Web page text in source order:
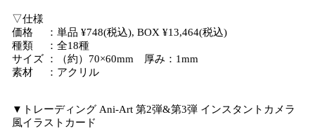
▽仕様
価格 ：単品 ¥748(税込), BOX ¥13,464(税込)
種類 ：全18種
サイズ ：（約）70×60mm 厚み：1mm
素材 ：アクリル
▼トレーディング Ani-Art 第2弾&第3弾 インスタントカメラ
風イラストカード